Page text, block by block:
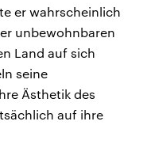
er wahrscheinlich
unbewohnbaren
Land auf sich
seine
Ästhetik des
auf ihre